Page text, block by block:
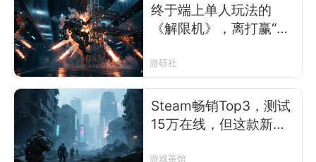
终于端上单人玩法的
《解限机》，离打赢“复
游研社
Steam畅销Top3，测试
15万在线，但这款新搜
游戏茶馆